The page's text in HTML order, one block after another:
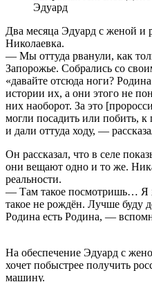
Эдуард
Два месяца Эдуард с женой и
Николаевка.
— Мы оттуда рванули, как
Запорожье. Собрались со
«давайте отсюда ноги?
истории их, а они этого не
них наоборот. За это
могли посадить или побить,
и дали оттуда ходу, —
Он рассказал, что в селе
они вещают одно и то же.
реальности.
— Там такое посмотришь… Я
такое не рождён. Лучше буду
Родина есть Родина, —
На обеспечение Эдуард с
хочет побыстрее получить
машину.